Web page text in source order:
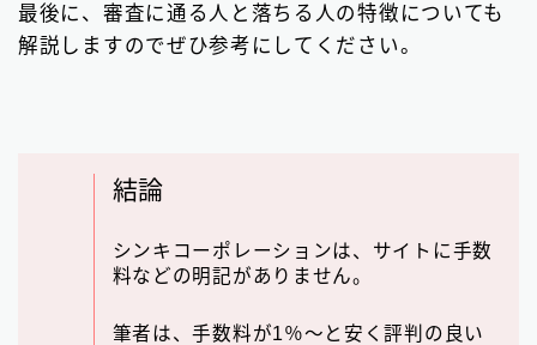
大手消費者金融で借りる 3
最後に、審査に通る人と落ちる人の特徴についても
解説しますのでぜひ参考にしてください。
結論
シンキコーポレーションは、サイトに手数
料などの明記がありません。
筆者は、手数料が1％〜と安く評判の良い